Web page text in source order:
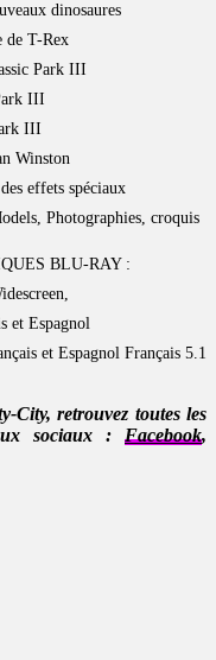
dinosaures
de T-Rex
Park III
III
III
Winston
effets spéciaux
Photographies, croquis
BLU-RAY :
et Espagnol
et Espagnol Français 5.1
City, retrouvez toutes les
sociaux : Facebook,